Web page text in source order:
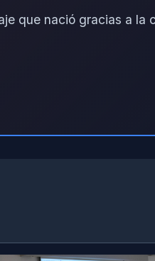
que nació gracias a la